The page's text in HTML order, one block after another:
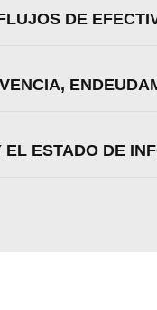
DE
ESTADO DE